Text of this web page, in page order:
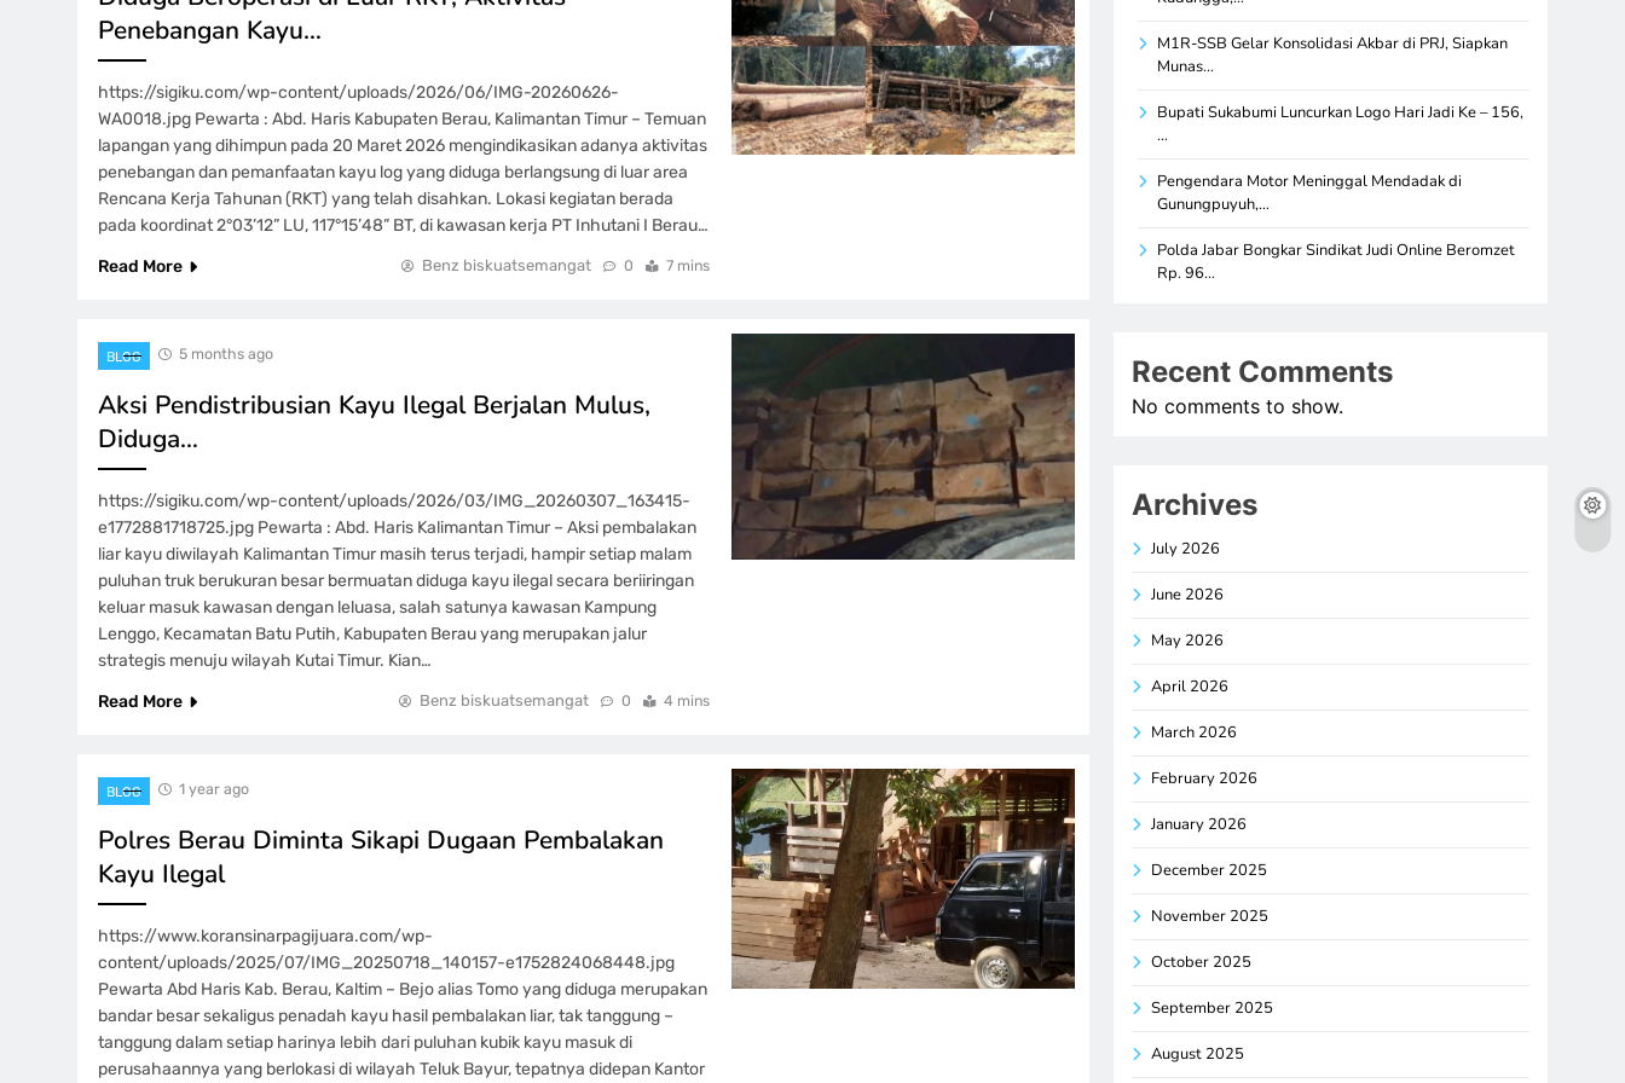
Penebangan Kayu…
https://sigiku.com/wp-content/uploads/2026/06/IMG-20260626-
WA0018.jpg Pewarta : Abd. Haris Kabupaten Berau, Kalimantan Timur – Temuan
lapangan yang dihimpun pada 20 Maret 2026 mengindikasikan adanya aktivitas
penebangan dan pemanfaatan kayu log yang diduga berlangsung di luar area
Rencana Kerja Tahunan (RKT) yang telah disahkan. Lokasi kegiatan berada
pada koordinat 2°03’12” LU, 117°15’48” BT, di kawasan kerja PT Inhutani I Berau…
Read More
Benz biskuatsemangat 0 7 mins
BLOG 5 months ago
Aksi Pendistribusian Kayu Ilegal Berjalan Mulus,
Diduga…
https://sigiku.com/wp-content/uploads/2026/03/IMG_20260307_163415-
e1772881718725.jpg Pewarta : Abd. Haris Kalimantan Timur – Aksi pembalakan
liar kayu diwilayah Kalimantan Timur masih terus terjadi, hampir setiap malam
puluhan truk berukuran besar bermuatan diduga kayu ilegal secara beriiringan
keluar masuk kawasan dengan leluasa, salah satunya kawasan Kampung
Lenggo, Kecamatan Batu Putih, Kabupaten Berau yang merupakan jalur
strategis menuju wilayah Kutai Timur. Kian…
Read More
Benz biskuatsemangat 0 4 mins
BLOG 1 year ago
Polres Berau Diminta Sikapi Dugaan Pembalakan
Kayu Ilegal
https://www.koransinarpagijuara.com/wp-
content/uploads/2025/07/IMG_20250718_140157-e1752824068448.jpg
Pewarta Abd Haris Kab. Berau, Kaltim – Bejo alias Tomo yang diduga merupakan
bandar besar sekaligus penadah kayu hasil pembalakan liar, tak tanggung –
tanggung dalam setiap harinya lebih dari puluhan kubik kayu masuk di
perusahaannya yang berlokasi di wilayah Teluk Bayur, tepatnya didepan Kantor
M1R-SSB Gelar Konsolidasi Akbar di PRJ, Siapkan
Munas…
Bupati Sukabumi Luncurkan Logo Hari Jadi Ke – 156,
…
Pengendara Motor Meninggal Mendadak di
Gunungpuyuh,…
Polda Jabar Bongkar Sindikat Judi Online Beromzet
Rp. 96…
Recent Comments
No comments to show.
Archives
July 2026
June 2026
May 2026
April 2026
March 2026
February 2026
January 2026
December 2025
November 2025
October 2025
September 2025
August 2025